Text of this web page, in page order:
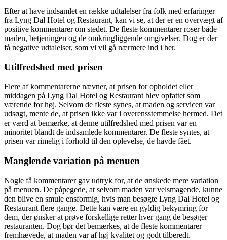
Efter at have indsamlet en række udtalelser fra folk med erfaringer
fra Lyng Dal Hotel og Restaurant, kan vi se, at der er en overvægt af
positive kommentarer om stedet. De fleste kommentarer roser både
maden, betjeningen og de omkringliggende omgivelser. Dog er der
få negative udtalelser, som vi vil gå nærmere ind i her.
Utilfredshed med prisen
Flere af kommentarerne nævner, at prisen for opholdet eller
middagen på Lyng Dal Hotel og Restaurant blev opfattet som
værende for høj. Selvom de fleste synes, at maden og servicen var
udsøgt, mente de, at prisen ikke var i overensstemmelse hermed. Det
er værd at bemærke, at denne utilfredshed med prisen var en
minoritet blandt de indsamlede kommentarer. De fleste syntes, at
prisen var rimelig i forhold til den oplevelse, de havde fået.
Manglende variation på menuen
Nogle få kommentarer gav udtryk for, at de ønskede mere variation
på menuen. De påpegede, at selvom maden var velsmagende, kunne
den blive en smule ensformig, hvis man besøgte Lyng Dal Hotel og
Restaurant flere gange. Dette kan være en gyldig bekymring for
dem, der ønsker at prøve forskellige retter hver gang de besøger
restauranten. Dog bør det bemærkes, at de fleste kommentarer
fremhævede, at maden var af høj kvalitet og godt tilberedt.